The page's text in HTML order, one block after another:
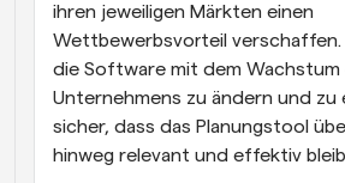
ihren jeweiligen Märkten einen
Wettbewerbsvorteil verschaffen.
die Software mit dem Wachstum
Unternehmens zu ändern und
sicher, dass das Planungstool
hinweg relevant und effektiv